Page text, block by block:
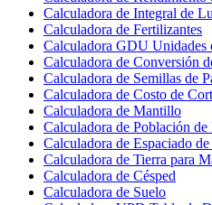
Calculadora de Integral de
Calculadora de Fertilizantes
Calculadora GDU Unidades
Calculadora de Conversión
Calculadora de Semillas de
Calculadora de Costo de
Calculadora de Mantillo
Calculadora de Población de
Calculadora de Espaciado de
Calculadora de Tierra para
Calculadora de Césped
Calculadora de Suelo